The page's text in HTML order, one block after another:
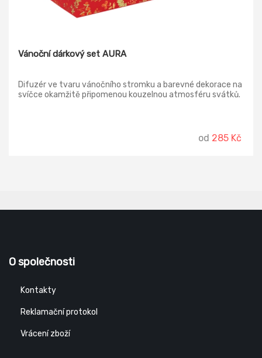
Vánoční dárkový set AURA
Difuzér ve tvaru vánočního stromku a barevné dekorace na
svíčce okamžitě připomenou kouzelnou atmosféru svátků.
od 285 Kč
O společnosti
Kontakty
Reklamační protokol
Vrácení zboží